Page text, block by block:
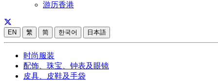
游历香港
EN 繁 简 한국어 日本語
时尚服装
配饰、珠宝、钟表及眼镜
皮具、皮鞋及手袋